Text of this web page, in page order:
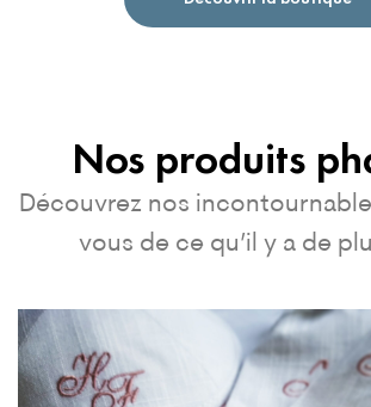
Nos produits
Découvrez nos
vous de ce qu’il y a de